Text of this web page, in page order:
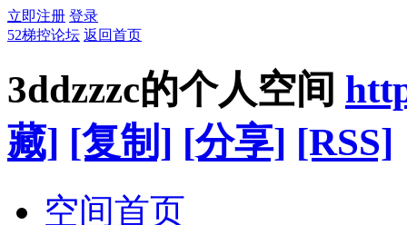
立即注册 登录
52梯控论坛 返回首页
3ddzzzc的个人空间
藏] [复制] [分享] [RSS]
空间首页